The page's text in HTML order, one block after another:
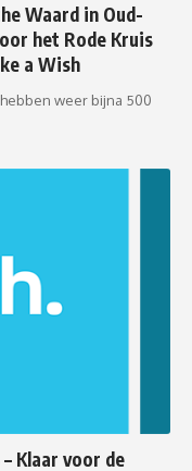
Waard in Oud-
het Rode Kruis
a Wish
hebben weer bijna 500
Klaar voor de